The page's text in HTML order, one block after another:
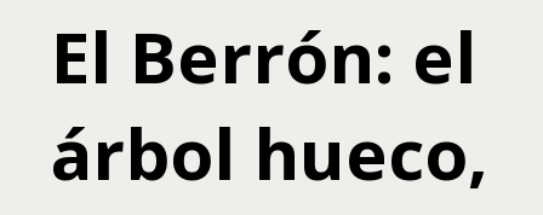
El Berrón: el
árbol hueco,